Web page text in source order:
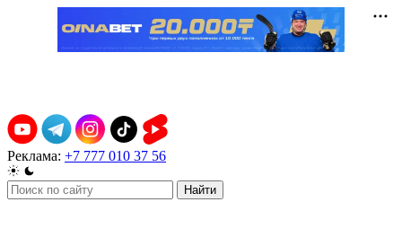
Реклама: +7 777 010 37 56
Найти